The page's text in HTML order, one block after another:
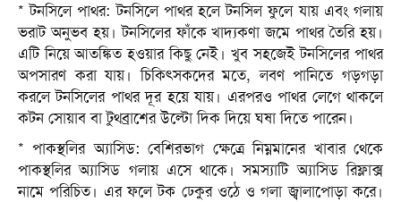
* টনসিলে পাথর: টনসিলে পাথর হলে টনসিল ফুলে যায় এবং গলায়
ভরাট অনুভব হয়। টনসিলের ফাঁকে খাদ্যকণা জমে পাথর তৈরি হয়।
এটি নিয়ে আতঙ্কিত হওয়ার কিছু নেই। খুব সহজেই টনসিলের পাথর
অপসারণ করা যায়। চিকিৎসকদের মতে, লবণ পানিতে গড়গড়া
করলে টনসিলের পাথর দূর হয়ে যায়। এরপরও পাথর লেগে থাকলে
কটন সোয়াব বা টুথব্রাশের উল্টো দিক দিয়ে ঘষা দিতে পারেন।
* পাকস্থলির অ্যাসিড: বেশিরভাগ ক্ষেত্রে নিম্নমানের খাবার থেকে
পাকস্থলির অ্যাসিড গলায় এসে থাকে। সমস্যাটি অ্যাসিড রিফ্লাক্স
নামে পরিচিত। এর ফলে টক ঢেকুর ওঠে ও গলা জ্বালাপোড়া করে।